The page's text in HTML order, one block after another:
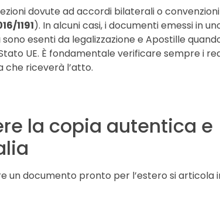
dovute ad accordi bilaterali o
1191). In alcuni casi, i documenti emessi in
esenti da legalizzazione e Apostille
UE. È fondamentale verificare sempre i
che riceverà l’atto.
la copia autentica e
un documento pronto per l’estero si articola